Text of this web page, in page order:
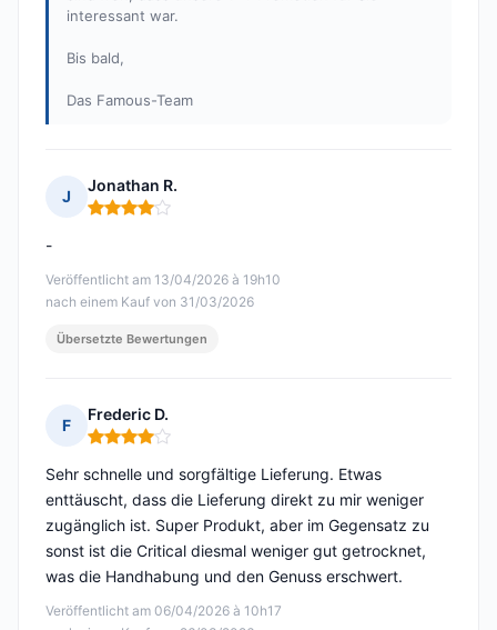
interessant war.
Bis bald,
Das Famous-Team
J
Jonathan R.
Hinweis: 4 von 5
Veröffentlicht am 13/04/2026 à 19h10
nach einem Kauf von 31/03/2026
-
Übersetzte Bewertungen
F
Frederic D.
Hinweis: 4 von 5
Veröffentlicht am 06/04/2026 à 10h17
Sehr schnelle und sorgfältige Lieferung. Etwas
enttäuscht, dass die Lieferung direkt zu mir weniger
zugänglich ist. Super Produkt, aber im Gegensatz zu
sonst ist die Critical diesmal weniger gut getrocknet,
was die Handhabung und den Genuss erschwert.